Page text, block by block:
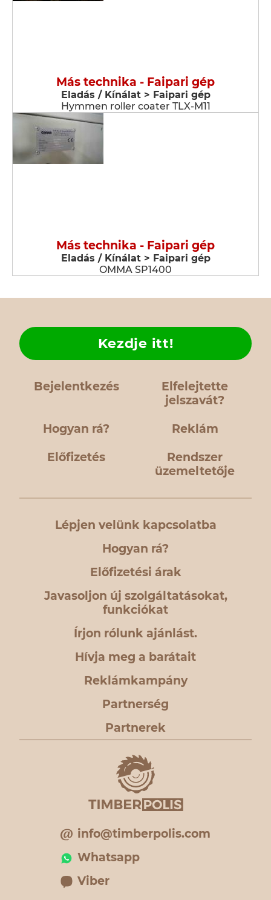
Más technika - Faipari gép
Eladás / Kínálat > Faipari gép
Hymmen roller coater TLX-M11
Más technika - Faipari gép
Eladás / Kínálat > Faipari gép
OMMA SP1400
Bejelentkezés
Elfelejtette
jelszavát?
Hogyan rá?
Kezdje itt!
Reklám
Előfizetés
Rendszer
üzemeltetője
Lépjen velünk kapcsolatba
Hogyan rá?
Előfizetési árak
Javasoljon új szolgáltatásokat,
funkciókat
Írjon rólunk ajánlást.
Hívja meg a barátait
Reklámkampány
Partnerség
Partnerek
info@timberpolis.com
Whatsapp
Viber